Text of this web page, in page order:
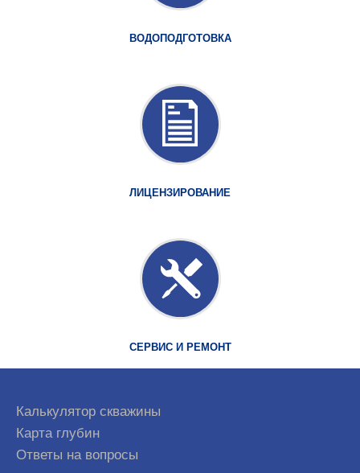
ВОДОПОДГОТОВКА
ЛИЦЕНЗИРОВАНИЕ
СЕРВИС И РЕМОНТ
Калькулятор скважины
Карта глубин
Ответы на вопросы